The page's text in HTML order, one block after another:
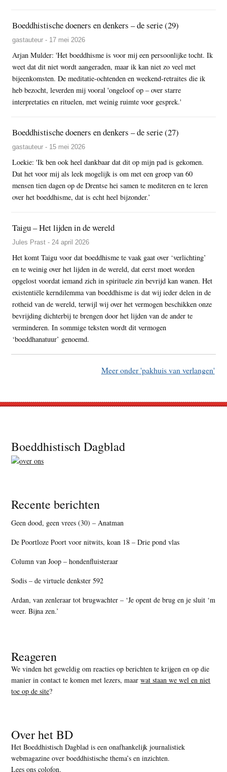
Boeddhistische doeners en denkers – de serie (29)
gastauteur - 17 mei 2026
Arjan Mulder: 'Het boeddhisme is voor mij een persoonlijke tocht. Ik
weet dat dit niet wordt aangeraden, maar ik kan niet zo veel met
bijeenkomsten. De meditatie-ochtenden en weekend-retraites die ik
heb bezocht, leverden mij vooral 'ongeloof op – over starre
interpretaties en rituelen, met weinig ruimte voor gesprek.'
Boeddhistische doeners en denkers – de serie (27)
gastauteur - 15 mei 2026
Loekie: 'Ik ben ook heel dankbaar dat dit op mijn pad is gekomen.
Dat het voor mij als leek mogelijk is om met een groep van 60
mensen tien dagen op de Drentse hei samen te mediteren en te leren
over het boeddhisme, dat is echt heel bijzonder.’
Taigu – Het lijden in de wereld
Jules Prast - 24 april 2026
Het komt Taigu voor dat boeddhisme te vaak gaat over ‘verlichting’
en te weinig over het lijden in de wereld, dat eerst moet worden
opgelost voordat iemand zich in spirituele zin bevrijd kan wanen. Het
existentiële kerndilemma van boeddhisme is dat wij ieder delen in de
rotheid van de wereld, terwijl wij over het vermogen beschikken onze
bevrijding dichterbij te brengen door het lijden van de ander te
verminderen. In sommige teksten wordt dit vermogen
‘boeddhanatuur’ genoemd.
Meer onder 'pakhuis van verlangen'
Footer
Boeddhistisch Dagblad
Recente berichten
Geen dood, geen vrees (30) – Anatman
De Poortloze Poort voor nitwits, koan 18 – Drie pond vlas
Column van Joop – hondenfluisteraar
Sodis – de virtuele denkster 592
Ardan, van zenleraar tot brugwachter – ‘Je opent de brug en je sluit ‘m
weer. Bijna zen.’
Reageren
We vinden het geweldig om reacties op berichten te krijgen en op die
manier in contact te komen met lezers, maarwat staan we wel en niet
toe op de site?
Over het BD
Het Boeddhistisch Dagblad is een onafhankelijk journalistiek
webmagazine over boeddhistische thema’s en inzichten.
Lees ons colofon.